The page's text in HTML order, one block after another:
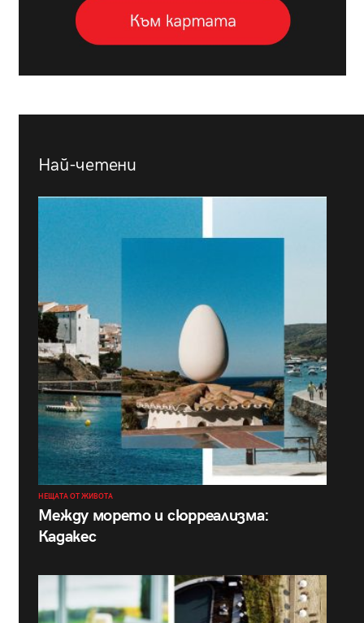
Най-четени
НЕЩАТА ОТ ЖИВОТА
Между морето и сюрреализма:
Кадакес